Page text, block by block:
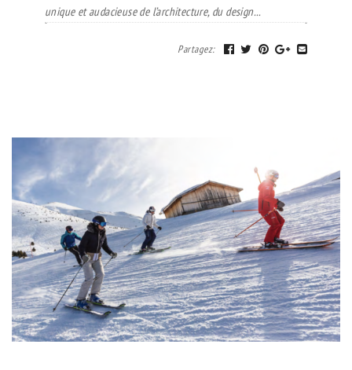
unique et audacieuse de l’architecture, du design...
Partagez: